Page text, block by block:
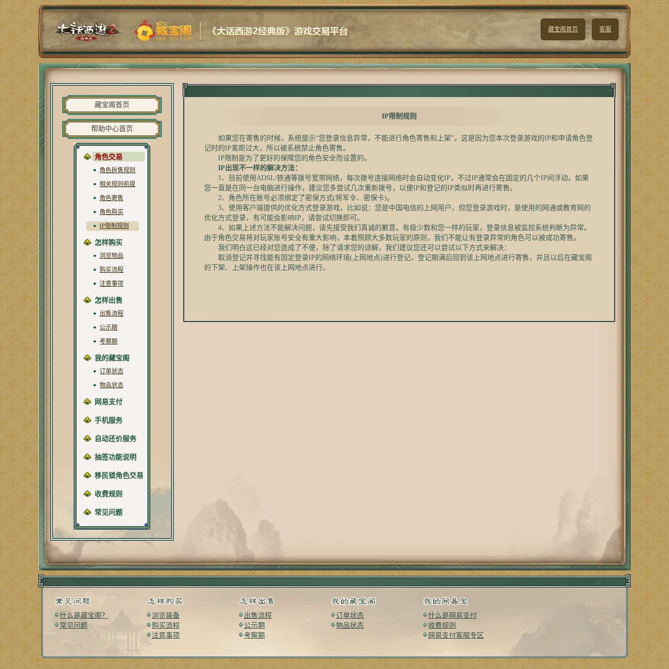
藏宝阁首页 客服
藏宝阁首页
帮助中心首页
角色交易
角色拆售规则
相关规则前提
角色寄售
角色购买
IP限制规则
怎样购买
浏览物品
购买流程
注意事项
怎样出售
出售流程
公示期
考察期
我的藏宝阁
订单状态
物品状态
网易支付
手机服务
自动还价服务
抽签功能说明
移民锁角色交易
收费规则
常见问题
IP限制规则
如果您在寄售的时候，系统提示“您登录信息异常，不能进行角色寄售和上架”。这是因为您本次登录游戏的IP和申请角色登
记时的IP差距过大，所以被系统禁止角色寄售。
IP限制是为了更好的保障您的角色安全而设置的。
IP出现不一样的解决方法：
1、目前使用ADSL/铁通等拨号宽带网络，每次拨号连接网络时会自动变化IP，不过IP通常会在固定的几个IP间浮动。如果
您一直是在同一台电脑进行操作，建议您多尝试几次重新拨号，以便IP和登记的IP类似时再进行寄售。
2、角色所在账号必须绑定了密保方式(将军令、密保卡)。
3、使用客户端提供的优化方式登录游戏，比如说：您是中国电信的上网用户，但您登录游戏时，是使用的网通或教育网的
优化方式登录，有可能会影响IP，请尝试切换即可。
4、如果上述方法不能解决问题，请先接受我们真诚的歉意。有极少数和您一样的玩家，登录信息被监控系统判断为异常。
由于角色交易将对玩家账号安全有重大影响，本着照顾大多数玩家的原则，我们不能让有登录异常的角色可以被成功寄售。
我们明白这已经对您造成了不便，除了请求您的谅解，我们建议您还可以尝试以下方式来解决：
取消登记并寻找能有固定登录IP的网络环境(上网地点)进行登记，登记期满后回到该上网地点进行寄售，并且以后在藏宝阁
的下架、上架操作也在该上网地点进行。
什么是藏宝阁？
常见问题
浏览装备
购买流程
注意事项
出售流程
公示期
考察期
订单状态
物品状态
什么是网易支付
收费规则
网易支付客服专区